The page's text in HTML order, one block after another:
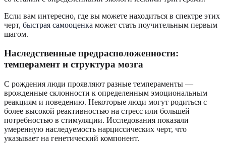
Если вам интересно, где вы можете находиться в спектре этих
черт, быстрая самооценка может стать поучительным первым
шагом.
Наследственные предрасположенности:
темперамент и структура мозга
С рождения люди проявляют разные темпераменты —
врожденные склонности к определенным эмоциональным
реакциям и поведению. Некоторые люди могут родиться с
более высокой реактивностью на стресс или большей
потребностью в стимуляции. Исследования показали
умеренную наследуемость нарциссических черт, что
указывает на генетический компонент.